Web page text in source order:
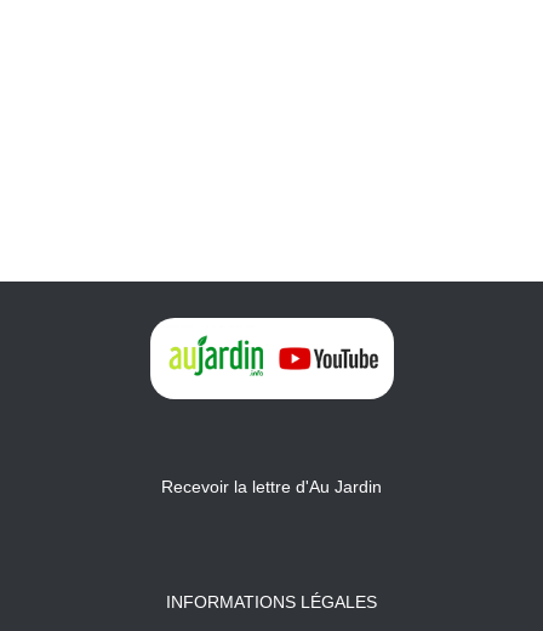
Recevoir la lettre d'Au Jardin
INFORMATIONS LÉGALES